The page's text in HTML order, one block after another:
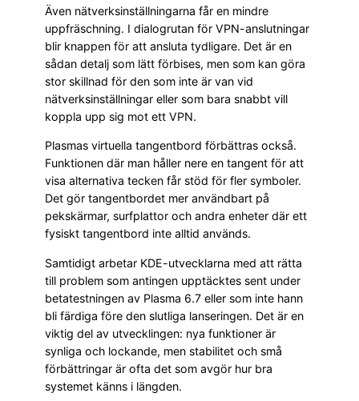
Även nätverksinställningarna får en mindre
uppfräschning. I dialogrutan för VPN-anslutningar
blir knappen för att ansluta tydligare. Det är en
sådan detalj som lätt förbises, men som kan göra
stor skillnad för den som inte är van vid
nätverksinställningar eller som bara snabbt vill
koppla upp sig mot ett VPN.
Plasmas virtuella tangentbord förbättras också.
Funktionen där man håller nere en tangent för att
visa alternativa tecken får stöd för fler symboler.
Det gör tangentbordet mer användbart på
pekskärmar, surfplattor och andra enheter där ett
fysiskt tangentbord inte alltid används.
Samtidigt arbetar KDE-utvecklarna med att rätta
till problem som antingen upptäcktes sent under
betatestningen av Plasma 6.7 eller som inte hann
bli färdiga före den slutliga lanseringen. Det är en
viktig del av utvecklingen: nya funktioner är
synliga och lockande, men stabilitet och små
förbättringar är ofta det som avgör hur bra
systemet känns i längden.